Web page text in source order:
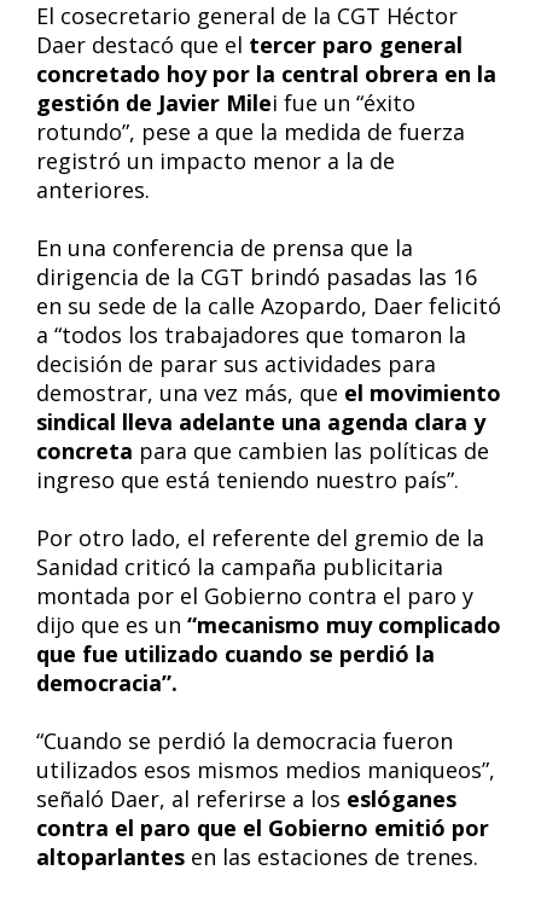
El cosecretario general de la CGT Héctor
Daer destacó que el tercer paro general
concretado hoy por la central obrera en la
gestión de Javier Milei fue un “éxito
rotundo”, pese a que la medida de fuerza
registró un impacto menor a la de
anteriores.
En una conferencia de prensa que la
dirigencia de la CGT brindó pasadas las 16
en su sede de la calle Azopardo, Daer felicitó
a “todos los trabajadores que tomaron la
decisión de parar sus actividades para
demostrar, una vez más, que el movimiento
sindical lleva adelante una agenda clara y
concreta para que cambien las políticas de
ingreso que está teniendo nuestro país”.
Por otro lado, el referente del gremio de la
Sanidad criticó la campaña publicitaria
montada por el Gobierno contra el paro y
dijo que es un “mecanismo muy complicado
que fue utilizado cuando se perdió la
democracia”.
“Cuando se perdió la democracia fueron
utilizados esos mismos medios maniqueos”,
señaló Daer, al referirse a los eslóganes
contra el paro que el Gobierno emitió por
altoparlantes en las estaciones de trenes.